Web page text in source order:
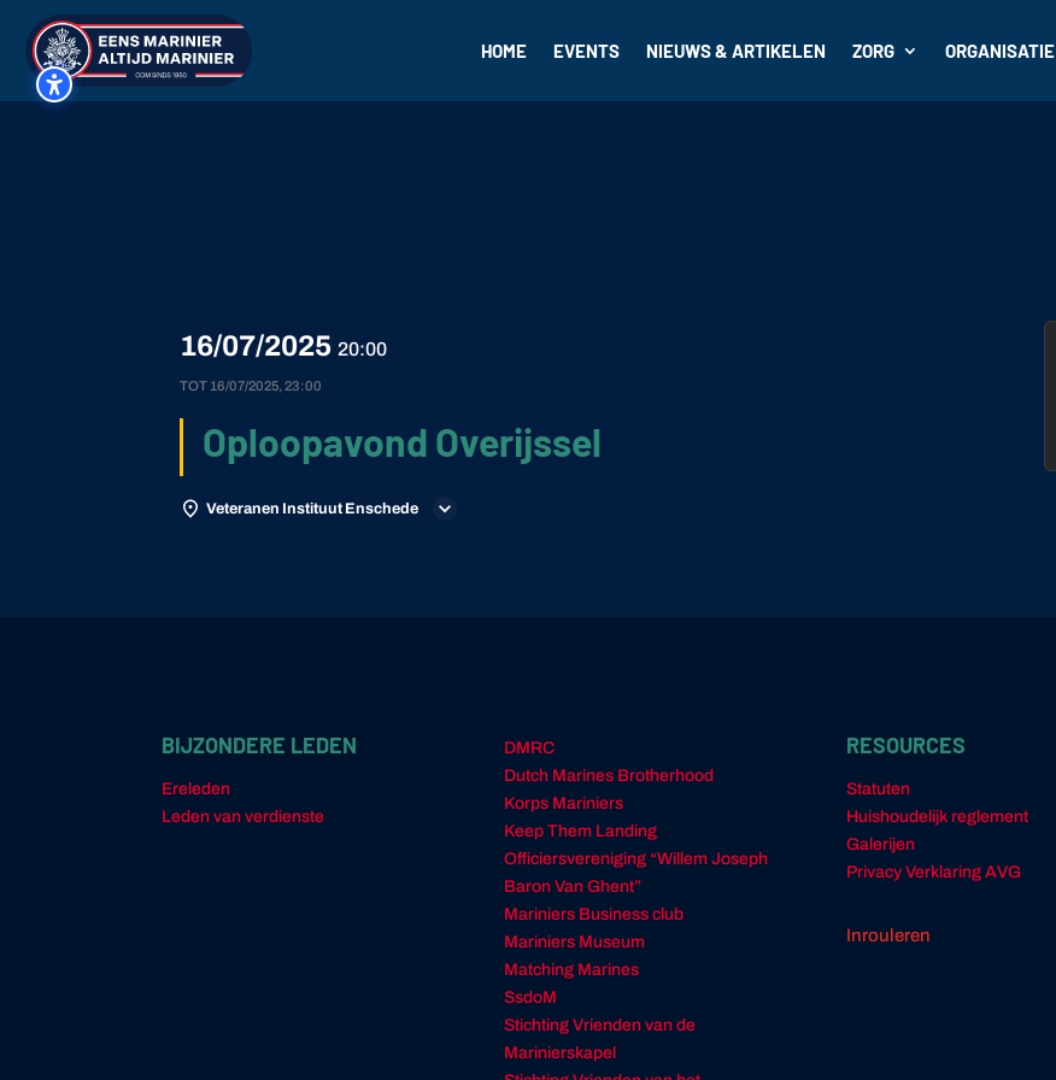
HOME EVENTS NIEUWS & ARTIKELEN ZORG ORGANISATIE
16/07/2025 20:00
TOT 16/07/2025, 23:00
Oploopavond Overijssel
Veteranen Instituut Enschede
BIJZONDERE LEDEN
Ereleden
Leden van verdienste
DMRC
Dutch Marines Brotherhood
Korps Mariniers
Keep Them Landing
Officiersvereniging “Willem Joseph
Baron Van Ghent”
Mariniers Business club
Mariniers Museum
Matching Marines
SsdoM
Stichting Vrienden van de
Marinierskapel
RESOURCES
Statuten
Huishoudelijk reglement
Galerijen
Privacy Verklaring AVG
Inrouleren